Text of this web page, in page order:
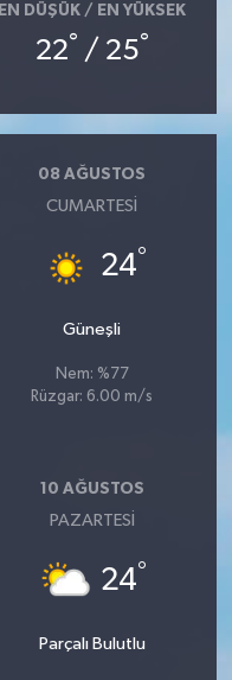
EN DÜŞÜK / EN YÜKSEK
22° / 25°
08 AĞUSTOS
CUMARTESI
24°
Güneşli
Nem: %77
Rüzgar: 6.00 m/s
10 AĞUSTOS
PAZARTESI
24°
Parçalı Bulutlu